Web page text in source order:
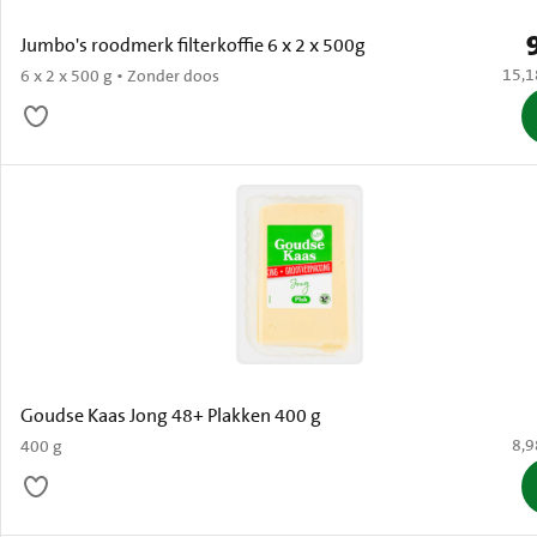
Jumbo's roodmerk filterkoffie 6 x 2 x 500g
6 x 2 x 500 g • Zonder doos €
Goudse Kaas Jong 48+ Plakken 400 g
400 g €